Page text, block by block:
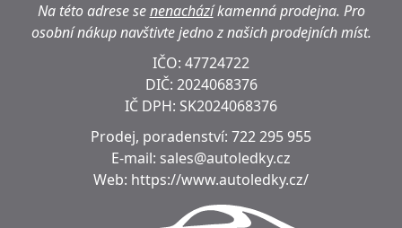
Na této adrese senenacházíkamenná prodejna. Pro
osobní nákup navštivte jedno z našich prodejních míst.
IČO: 47724722
DIČ: 2024068376
IČ DPH: SK2024068376
Prodej, poradenství: 722 295 955
E-mail: sales@autoledky.cz
Web: https://www.autoledky.cz/